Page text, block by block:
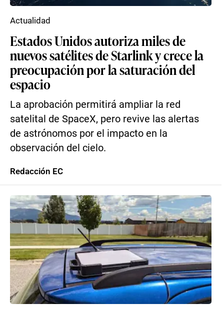
Estados Unidos autoriza miles de
nuevos satélites de Starlink y crece la
preocupación por la saturación del
espacio
La aprobación permitirá ampliar la red
satelital de SpaceX, pero revive las alertas
de astrónomos por el impacto en la
observación del cielo.
Actualidad
Redacción EC